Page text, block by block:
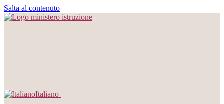
Salta al contenuto
Italiano